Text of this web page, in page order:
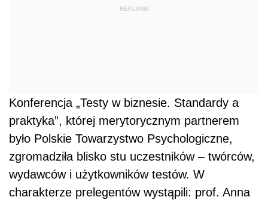
REKLAMA
Konferencja „Testy w biznesie. Standardy a
praktyka”, której merytorycznym partnerem
było Polskie Towarzystwo Psychologiczne,
zgromadziła blisko stu uczestników – twórców,
wydawców i użytkowników testów. W
charakterze prelegentów wystąpili: prof. Anna